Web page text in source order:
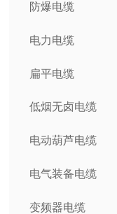
防爆电缆
电力电缆
扁平电缆
低烟无卤电缆
电动葫芦电缆
电气装备电缆
变频器电缆